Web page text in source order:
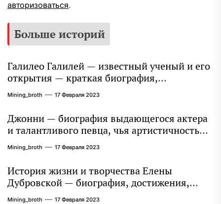
авторизоваться.
Больше историй
Галилео Галилей — известный ученый и его
открытия — краткая биография,
достижения и вклад в науку
Mining_broth 17 Февраля 2023
Джонни — биография выдающегося актера
и талантливого певца, чья артистичность
захватывает миллионы сердец
Mining_broth 17 Февраля 2023
История жизни и творчества Елены
Дубровской — биография, достижения,
интересные факты
Mining_broth 17 Февраля 2023